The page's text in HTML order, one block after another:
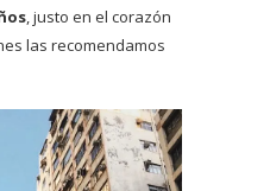
, justo en el corazón
las recomendamos